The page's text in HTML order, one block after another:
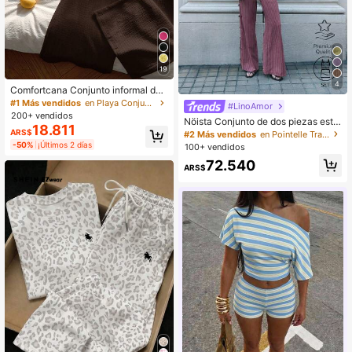
19
Comfortcana Conjunto informal de
camisa sin mangas con cuello en V
y corbata en frente de punto marrón
y pantalones para mujer
#1 Más vendidos
en Playa Conjuntos de dos piezas a juego
200+ vendidos
ARS$18.811
-50% ¡Últimos 2 días
4
#LinoAmor
Nöista Conjunto de dos piezas estil
o chino, perfecto para verano, otoñ
o, vacaciones, fiesta y elegante.
#2 Más vendidos
en Pointelle Trajes de dos piezas para mujer
100+ vendidos
ARS$72.540